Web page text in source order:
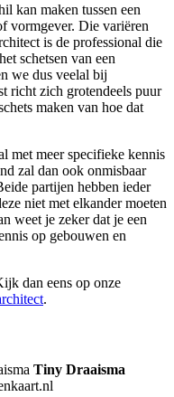
kan maken tussen een
vormgever. Die variëren
is de professional die
schetsen van een
we dus veelal bij
richt zich grotendeels puur
maken van hoe dat
met meer specifieke kennis
zal dan ook onmisbaar
partijen hebben ieder
niet met elkander moeten
weet je zeker dat je een
op gebouwen en
dan eens op onze
.
Tiny Draaisma